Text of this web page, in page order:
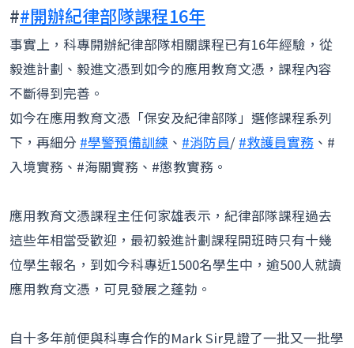
##開辦紀律部隊課程16年
事實上，科專開辦紀律部隊相關課程已有16年經驗，從
毅進計劃、毅進文憑到如今的應用教育文憑，課程內容
不斷得到完善。
如今在應用教育文憑「保安及紀律部隊」選修課程系列
下，再細分 #學警預備訓練 、 #消防員/ #救護員實務 、#
入境實務、#海關實務、#懲教實務。
應用教育文憑課程主任何家雄表示，紀律部隊課程過去
這些年相當受歡迎，最初毅進計劃課程開班時只有十幾
位學生報名，到如今科專近1500名學生中，逾500人就讀
應用教育文憑，可見發展之蓬勃。
自十多年前便與科專合作的Mark Sir見證了一批又一批學